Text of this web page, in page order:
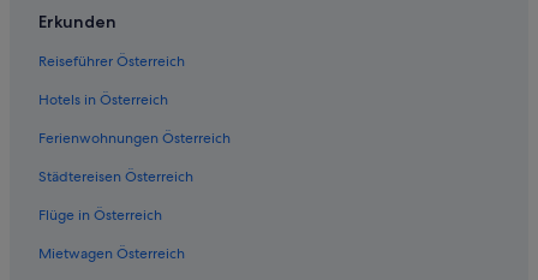
Pensionen in Liezen
Pensionen in Liezen
Private Ferienhäuser in Liezen
Gasthäuser in Pürgg-Trautenfels
Haustierfreundliche in Pürgg-Trautenfels
Erkunden
Reiseführer Österreich
Hotels in Österreich
Ferienwohnungen Österreich
Städtereisen Österreich
Flüge in Österreich
Mietwagen Österreich